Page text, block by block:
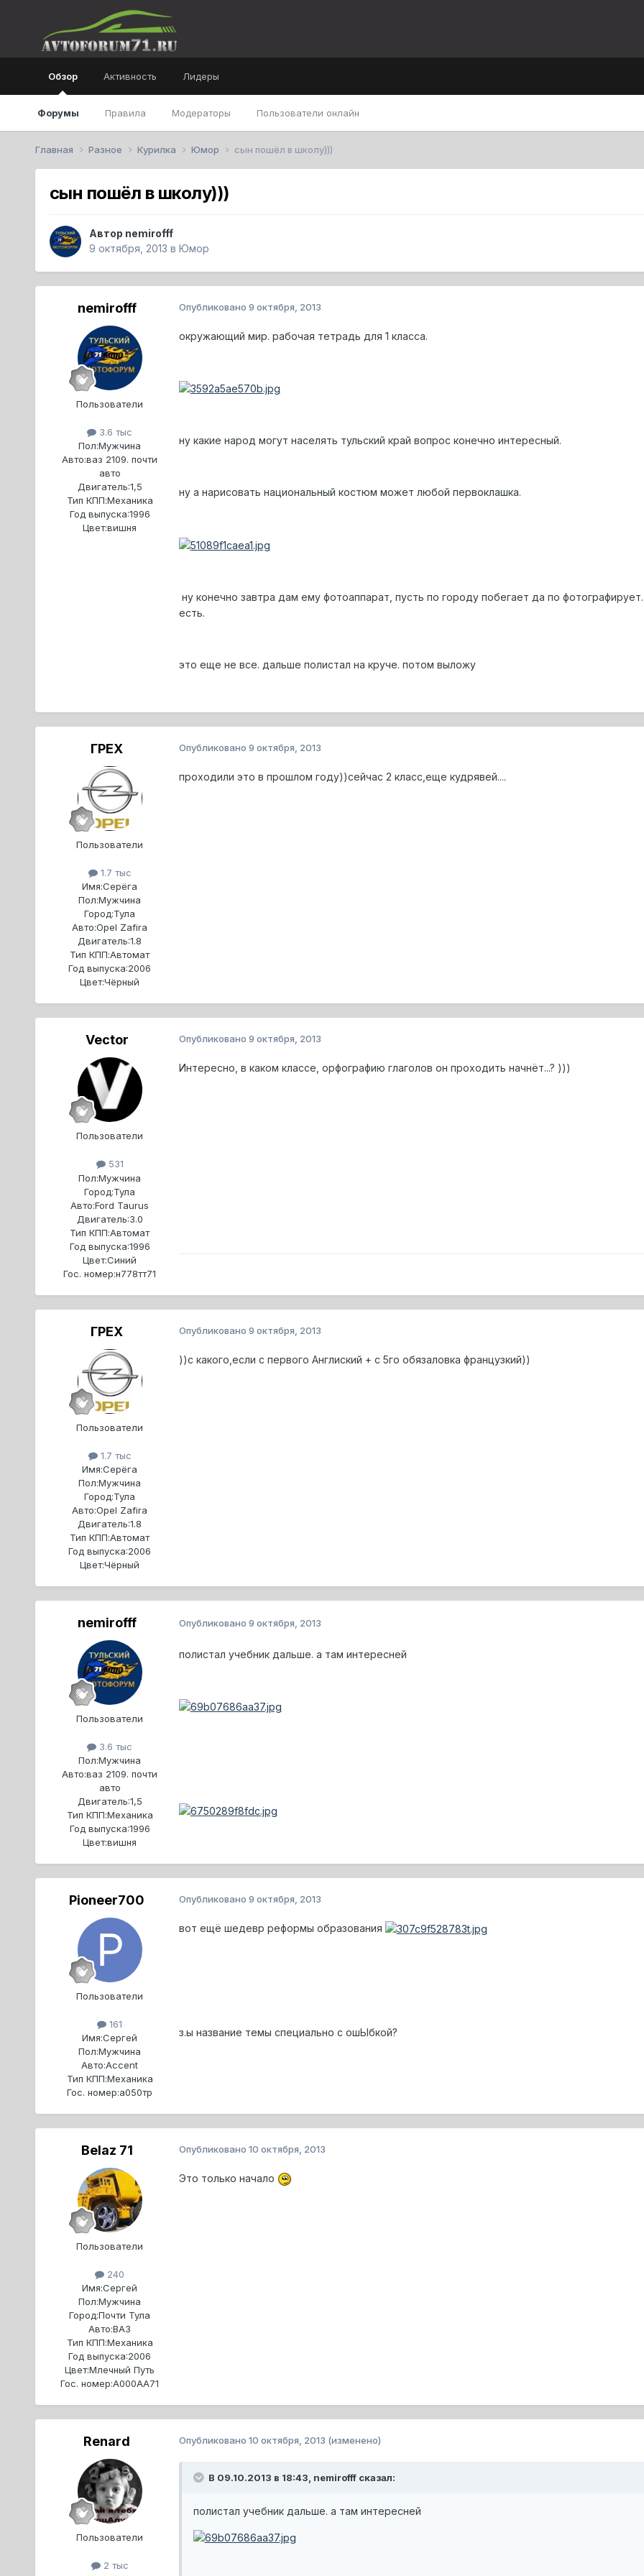
Обзор
Форумы Правила Модераторы Пользователи онлайн
Активность Лидеры
Главная Разное Курилка Юмор сын пошёл в школу)))
сын пошёл в школу)))
Автор nemirofff
9 октября, 2013 в Юмор
nemirofff
Пользователи
3.6 тыс
Пол:Мужчина
Авто:ваз 2109. почти
авто
Двигатель:1,5
Тип КПП:Механика
Год выпуска:1996
Цвет:вишня
Опубликовано 9 октября, 2013
окружающий мир. рабочая тетрадь для 1 класса.
ну какие народ могут населять тульский край вопрос конечно интересный.
ну а нарисовать национальный костюм может любой первоклашка.
ну конечно завтра дам ему фотоаппарат, пусть по городу побегает да по
есть.
это еще не все. дальше полистал на круче. потом выложу
ГРЕХ
Пользователи
1.7 тыс
Имя:Серёга
Пол:Мужчина
Город:Тула
Авто:Opel Zafira
Двигатель:1.8
Тип КПП:Автомат
Год выпуска:2006
Цвет:Чёрный
Опубликовано 9 октября, 2013
проходили это в прошлом году))сейчас 2 класс,еще кудрявей....
Vector
Пользователи
531
Пол:Мужчина
Город:Тула
Авто:Ford Taurus
Двигатель:3.0
Тип КПП:Автомат
Год выпуска:1996
Цвет:Синий
Гос. номер:н778тт71
Опубликовано 9 октября, 2013
Интересно, в каком классе, орфографию глаголов он проходить начнёт...? )))
ГРЕХ
Пользователи
1.7 тыс
Имя:Серёга
Пол:Мужчина
Город:Тула
Авто:Opel Zafira
Двигатель:1.8
Тип КПП:Автомат
Год выпуска:2006
Цвет:Чёрный
Опубликовано 9 октября, 2013
))с какого,если с первого Англиский + с 5го обязаловка французкий))
nemirofff
Пользователи
3.6 тыс
Пол:Мужчина
Авто:ваз 2109. почти
авто
Двигатель:1,5
Тип КПП:Механика
Год выпуска:1996
Цвет:вишня
Опубликовано 9 октября, 2013
полистал учебник дальше. а там интересней
Pioneer700
Пользователи
161
Имя:Сергей
Пол:Мужчина
Авто:Accent
Тип КПП:Механика
Гос. номер:а050тр
Опубликовано 9 октября, 2013
вот ещё шедевр реформы образования
з.ы название темы специально с ошЫбкой?
Belaz 71
Пользователи
240
Имя:Сергей
Пол:Мужчина
Город:Почти Тула
Авто:ВАЗ
Тип КПП:Механика
Год выпуска:2006
Цвет:Млечный Путь
Гос. номер:А000АА71
Опубликовано 10 октября, 2013
Это только начало
Renard
Пользователи
2 тыс
Опубликовано 10 октября, 2013 (изменено)
В 09.10.2013 в 18:43, nemirofff сказал:
полистал учебник дальше. а там интересней